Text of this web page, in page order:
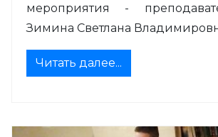
мероприятия -
Зимина Светлана
Читать далее...